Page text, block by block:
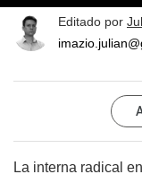
Editado por
La interna radical en